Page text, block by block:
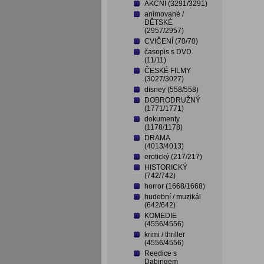
AKČNÍ (3291/3291)
animované /
DĚTSKÉ
(2957/2957)
CVIČENÍ (70/70)
časopis s DVD
(11/11)
ČESKÉ FILMY
(3027/3027)
disney (558/558)
DOBRODRUŽNÝ
(1771/1771)
dokumenty
(1178/1178)
DRAMA
(4013/4013)
erotický (217/217)
HISTORICKÝ
(742/742)
horror (1668/1668)
hudební / muzikál
(642/642)
KOMEDIE
(4556/4556)
krimi / thriller
(4556/4556)
Reedice s
Dabingem